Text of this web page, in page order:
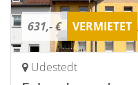
631,- € VERMIETET
Udestedt